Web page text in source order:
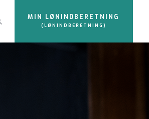
MIN LØNINDBERETNING
(LØNINDBERETNING)